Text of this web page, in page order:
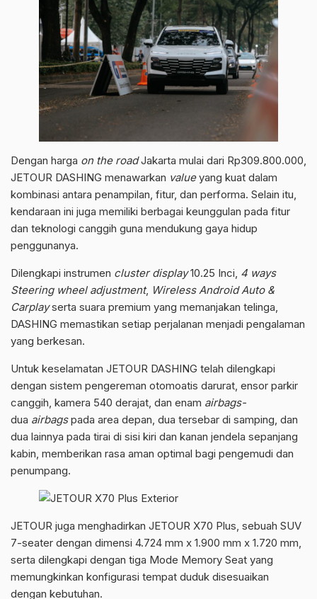
Dengan harga on the roadJakarta mulai dari Rp309.800.000,
JETOUR DASHING menawarkan valueyang kuat dalam
kombinasi antara penampilan, fitur, dan performa. Selain itu,
kendaraan ini juga memiliki berbagai keunggulan pada fitur
dan teknologi canggih guna mendukung gaya hidup
penggunanya.
Dilengkapi instrumen cluster display10.25 Inci, 4 ways
Steering wheel adjustment, Wireless Android Auto &
Carplayserta suara premium yang memanjakan telinga,
DASHING memastikan setiap perjalanan menjadi pengalaman
yang berkesan.
Untuk keselamatan JETOUR DASHING telah dilengkapi
dengan sistem pengereman otomoatis darurat, ensor parkir
canggih, kamera 540 derajat, dan enam airbags-
dua airbagspada area depan, dua tersebar di samping, dan
dua lainnya pada tirai di sisi kiri dan kanan jendela sepanjang
kabin, memberikan rasa aman optimal bagi pengemudi dan
penumpang.
JETOUR juga menghadirkan JETOUR X70 Plus, sebuah SUV
7-seater dengan dimensi 4.724 mm x 1.900 mm x 1.720 mm,
serta dilengkapi dengan tiga Mode Memory Seat yang
memungkinkan konfigurasi tempat duduk disesuaikan
dengan kebutuhan.